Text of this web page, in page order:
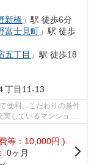
新橋 」駅 徒歩6分
富士見町 」駅 徒歩
五丁目 」駅 徒歩18
丁目11-13
便利。こだわりの条件
しているマンション
等：10,000円 )
0ヶ月